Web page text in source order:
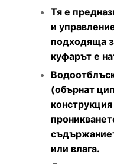
Тя е
и
подходяща
куфарът е
(обърнат
или влага.